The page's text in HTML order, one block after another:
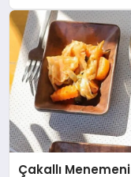
Çakallı